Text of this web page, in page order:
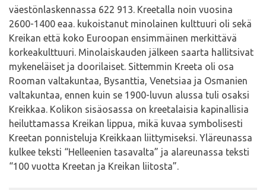
väestönlaskennassa 622 913. Kreetalla noin vuosina
2600-1400 eaa. kukoistanut minolainen kulttuuri oli sekä
Kreikan että koko Euroopan ensimmäinen merkittävä
korkeakulttuuri. Minolaiskauden jälkeen saarta hallitsivat
mykeneläiset ja doorilaiset. Sittemmin Kreeta oli osa
Rooman valtakuntaa, Bysanttia, Venetsiaa ja Osmanien
valtakuntaa, ennen kuin se 1900-luvun alussa tuli osaksi
Kreikkaa. Kolikon sisäosassa on kreetalaisia kapinallisia
heiluttamassa Kreikan lippua, mikä kuvaa symbolisesti
Kreetan ponnisteluja Kreikkaan liittymiseksi. Yläreunassa
kulkee teksti “Helleenien tasavalta” ja alareunassa teksti
“100 vuotta Kreetan ja Kreikan liitosta”.